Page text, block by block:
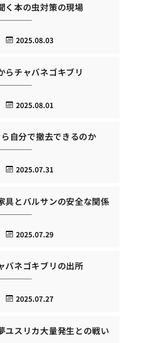
く本の虫対策の現場
2025.08.03
らチャバネゴキブリ
2025.08.01
自分で撤去できるのか
2025.07.31
具とバルサンの安全な関係
2025.07.29
バネゴキブリの出所
2025.07.27
ユスリカ大量発生との戦い